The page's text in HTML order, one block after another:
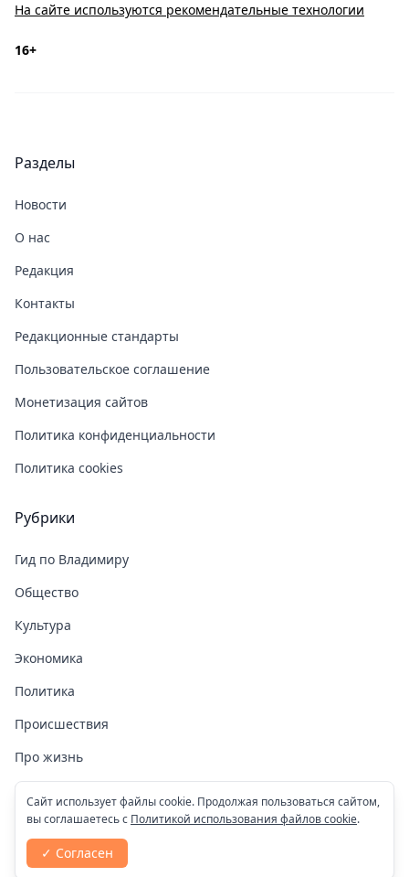
На сайте используются рекомендательные технологии
16+
Разделы
Новости
О нас
Редакция
Контакты
Редакционные стандарты
Пользовательское соглашение
Монетизация сайтов
Политика конфиденциальности
Политика cookies
Рубрики
Гид по Владимиру
Общество
Культура
Экономика
Политика
Происшествия
Про жизнь
Здоровье
COVID-19
Спорт
Сайт использует файлы cookie. Продолжая пользоваться сайтом,
вы соглашаетесь с Политикой использования файлов cookie.
✓ Согласен